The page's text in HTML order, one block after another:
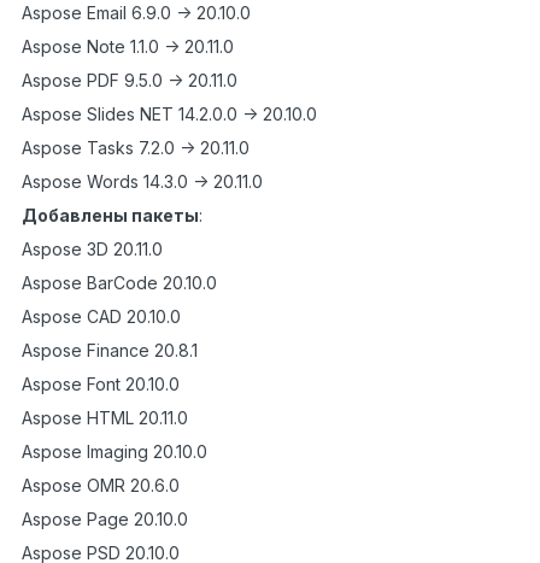
Aspose Email 6.9.0 -> 20.10.0
Aspose Note 1.1.0 -> 20.11.0
Aspose PDF 9.5.0 -> 20.11.0
Aspose Slides NET 14.2.0.0 -> 20.10.0
Aspose Tasks 7.2.0 -> 20.11.0
Aspose Words 14.3.0 -> 20.11.0
Добавлены пакеты:
Aspose 3D 20.11.0
Aspose BarCode 20.10.0
Aspose CAD 20.10.0
Aspose Finance 20.8.1
Aspose Font 20.10.0
Aspose HTML 20.11.0
Aspose Imaging 20.10.0
Aspose OMR 20.6.0
Aspose Page 20.10.0
Aspose PSD 20.10.0